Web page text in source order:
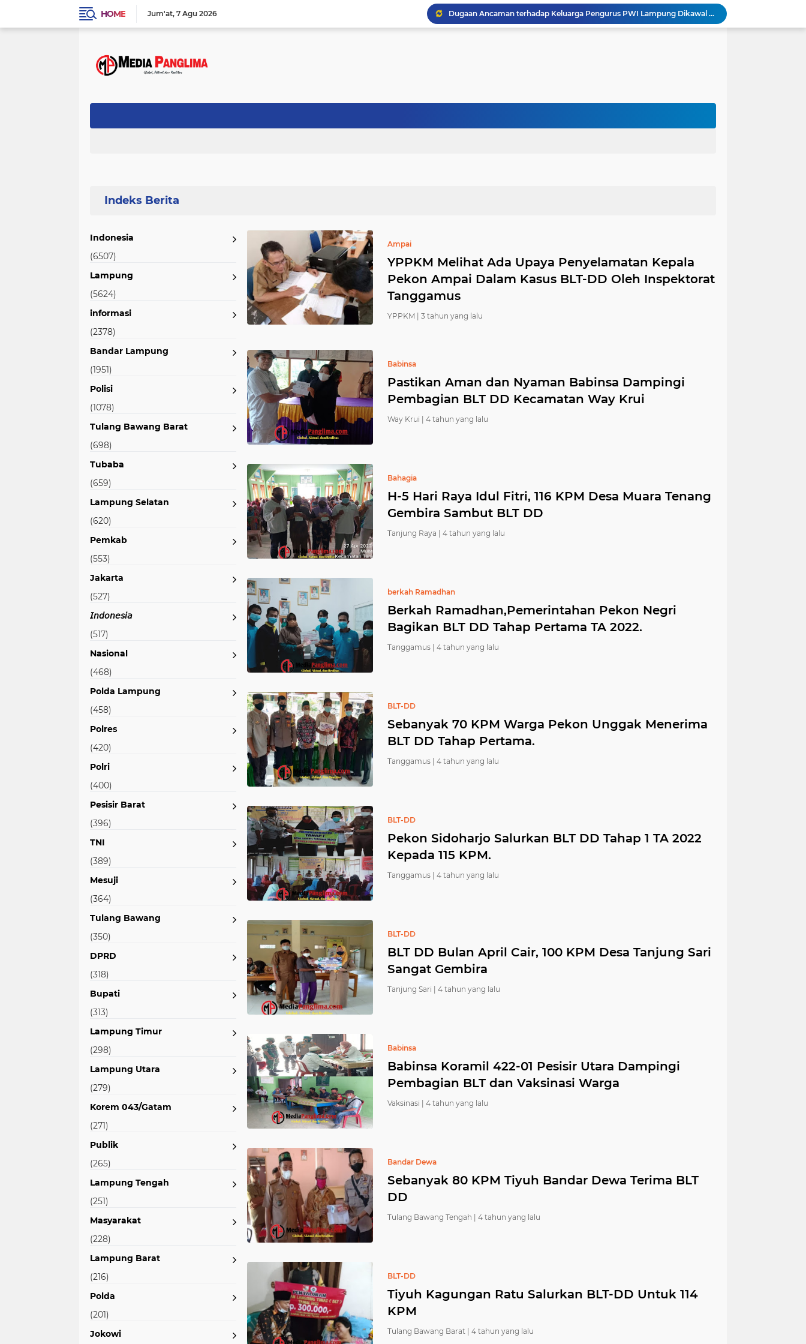
HOME Jum'at 7 Agu 2026
Dugaan Ancaman terhadap Keluarga Pengurus PWI Lampung Dikawal Legislator dan Jurnalis
Indonesia
(6507)
Lampung
(5624)
informasi
(2378)
Bandar Lampung
(1951)
Polisi
(1078)
Tulang Bawang Barat
(698)
Tubaba
(659)
Lampung Selatan
(620)
Pemkab
(553)
Jakarta
(527)
𝘐𝘯𝘥𝘰𝘯𝘦𝘴𝘪𝘢
(517)
Nasional
(468)
Polda Lampung
(458)
Polres
(420)
Polri
(400)
Pesisir Barat
(396)
TNI
(389)
Mesuji
(364)
Tulang Bawang
(350)
DPRD
(318)
Bupati
(313)
Lampung Timur
(298)
Lampung Utara
(279)
Korem 043/Gatam
(271)
Publik
(265)
Lampung Tengah
(251)
Masyarakat
(228)
Lampung Barat
(216)
Polda
(201)
Jokowi
Ampai
YPPKM Melihat Ada Upaya Penyelamatan Kepala
Pekon Ampai Dalam Kasus BLT-DD Oleh Inspektorat
Tanggamus
YPPKM | 3 tahun yang lalu
Babinsa
Pastikan Aman dan Nyaman Babinsa Dampingi
Pembagian BLT DD Kecamatan Way Krui
Way Krui | 4 tahun yang lalu
Bahagia
H-5 Hari Raya Idul Fitri, 116 KPM Desa Muara Tenang
Gembira Sambut BLT DD
Tanjung Raya | 4 tahun yang lalu
berkah Ramadhan
Berkah Ramadhan,Pemerintahan Pekon Negri
Bagikan BLT DD Tahap Pertama TA 2022.
Tanggamus | 4 tahun yang lalu
BLT-DD
Sebanyak 70 KPM Warga Pekon Unggak Menerima
BLT DD Tahap Pertama.
Tanggamus | 4 tahun yang lalu
BLT-DD
Pekon Sidoharjo Salurkan BLT DD Tahap 1 TA 2022
Kepada 115 KPM.
Tanggamus | 4 tahun yang lalu
BLT-DD
BLT DD Bulan April Cair, 100 KPM Desa Tanjung Sari
Sangat Gembira
Tanjung Sari | 4 tahun yang lalu
Babinsa
Babinsa Koramil 422-01 Pesisir Utara Dampingi
Pembagian BLT dan Vaksinasi Warga
Vaksinasi | 4 tahun yang lalu
Bandar Dewa
Sebanyak 80 KPM Tiyuh Bandar Dewa Terima BLT
DD
Tulang Bawang Tengah | 4 tahun yang lalu
BLT-DD
Tiyuh Kagungan Ratu Salurkan BLT-DD Untuk 114
KPM
Tulang Bawang Barat | 4 tahun yang lalu